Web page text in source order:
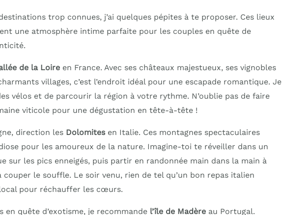
trop connues, j’ai quelques pépites à te proposer. Ces lieux
une atmosphère intime parfaite pour les couples en quête de
de la Loireen France. Avec ses châteaux majestueux, ses vignobles
villages, c’est l’endroit idéal pour une escapade romantique. Je
vélos et de parcourir la région à votre rythme. N’oublie pas de faire
viticole pour une dégustation en tête-à-tête !
direction les Dolomitesen Italie. Ces montagnes spectaculaires
pour les amoureux de la nature. Imagine-toi te réveiller dans un
sur les pics enneigés, puis partir en randonnée main dans la main à
couper le souffle. Le soir venu, rien de tel qu’un bon repas italien
pour réchauffer les cœurs.
en quête d’exotisme, je recommande l’île de Madèreau Portugal.